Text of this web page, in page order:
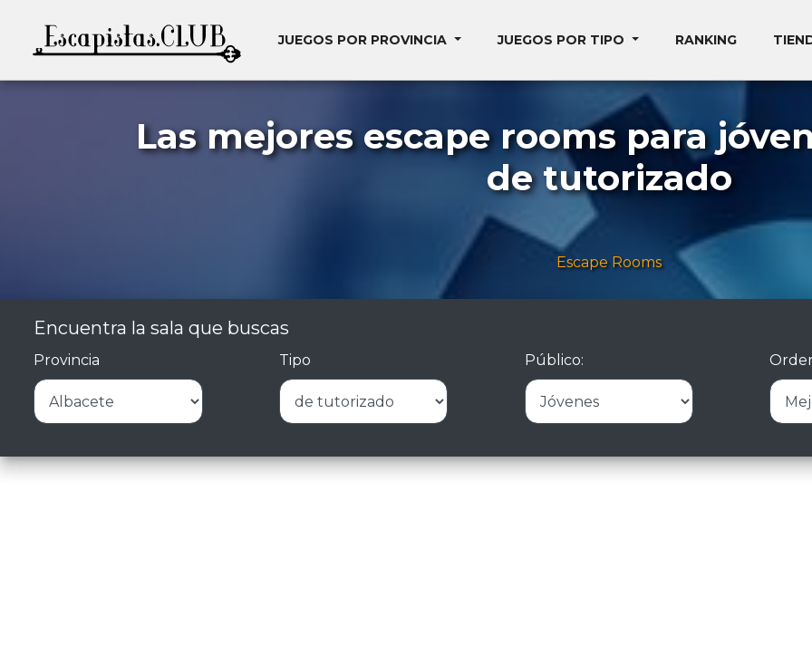
JUEGOS POR PROVINCIA JUEGOS POR TIPO RANKING
Las mejores escape rooms para
de tutorizado
Escape Rooms
Encuentra la sala que buscas
Provincia Tipo Público: